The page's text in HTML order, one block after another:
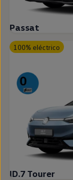
Passat
100% eléctrico
ID.7 Tourer